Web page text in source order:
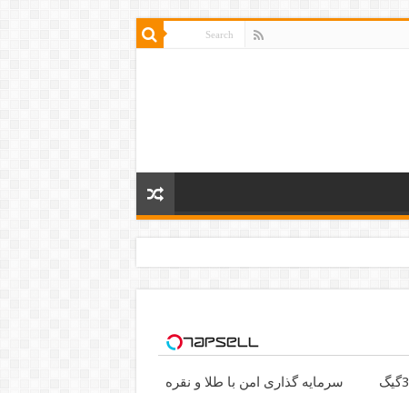
فرصت محدود!! 3000گیگ
سرمایه گذاری امن با طلا و نقره